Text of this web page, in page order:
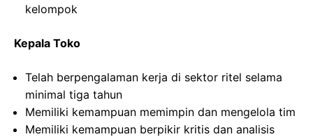
kelompok
Kepala Toko
Telah berpengalaman kerja di sektor ritel selama
minimal tiga tahun
Memiliki kemampuan memimpin dan mengelola tim
Memiliki kemampuan berpikir kritis dan analisis